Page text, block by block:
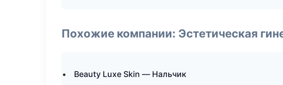
Похожие компании: Эстетическая
Beauty Luxe Skin — Нальчик